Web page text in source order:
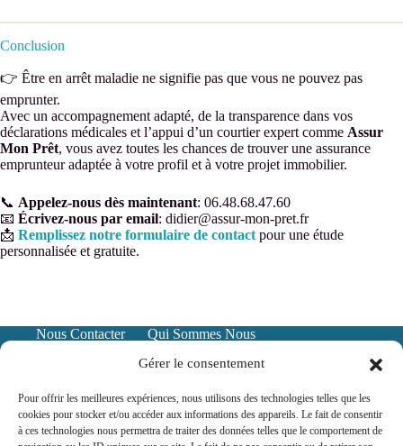
Gérer le consentement
Pour offrir les meilleures expériences, nous utilisons des technologies telles que les
cookies pour stocker et/ou accéder aux informations des appareils. Le fait de consentir
à ces technologies nous permettra de traiter des données telles que le comportement de
Conclusion
👉 Être en arrêt maladie ne signifie pas que vous ne pouvez pas
emprunter.
Avec un accompagnement adapté, de la transparence dans vos
déclarations médicales et l’appui d’un courtier expert comme Assur
Mon Prêt, vous avez toutes les chances de trouver une assurance
emprunteur adaptée à votre profil et à votre projet immobilier.
📞 Appelez-nous dès maintenant: 06.48.68.47.60
📧 Écrivez-nous par email: didier@assur-mon-pret.fr
📩 Remplissez notre formulaire de contact pour une étude
personnalisée et gratuite.
Nous Contacter
Qui Sommes Nous